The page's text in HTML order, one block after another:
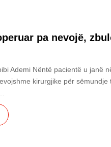
pa nevojë,
Ademi Nëntë pacientë u janë
kirurgjike për sëmundje